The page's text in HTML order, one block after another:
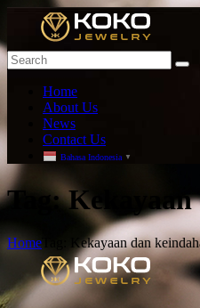
Home
About Us
News
Contact Us
Bahasa Indonesia ▼
T ag:
Home Tag: Kekayaan dan